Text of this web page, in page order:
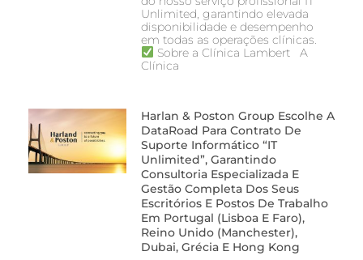
Unlimited, garantindo elevada
disponibilidade e desempenho
em todas as operações clínicas.
Sobre a Clínica Lambert A
Clínica
Harlan & Poston Group Escolhe A
DataRoad Para Contrato De
Suporte Informático “IT
Unlimited”, Garantindo
Consultoria Especializada E
Gestão Completa Dos Seus
Escritórios E Postos De Trabalho
Em Portugal (Lisboa E Faro),
Reino Unido (Manchester),
Dubai, Grécia E Hong Kong